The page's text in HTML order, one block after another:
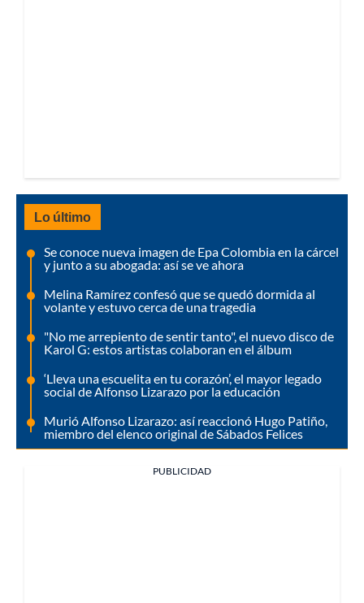
Lo último
Se conoce nueva imagen de Epa Colombia en la cárcel
y junto a su abogada: así se ve ahora
Melina Ramírez confesó que se quedó dormida al
volante y estuvo cerca de una tragedia
"No me arrepiento de sentir tanto", el nuevo disco de
Karol G: estos artistas colaboran en el álbum
‘Lleva una escuelita en tu corazón’, el mayor legado
social de Alfonso Lizarazo por la educación
Murió Alfonso Lizarazo: así reaccionó Hugo Patiño,
miembro del elenco original de Sábados Felices
PUBLICIDAD